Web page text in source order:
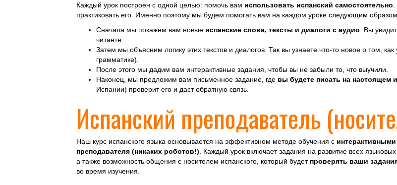
Каждый урок построен с одной целью: помочь вам использовать испанский самостоятельно
практиковать его. Именно поэтому мы будем помогать вам на каждом уроке следующим
Сначала мы покажем вам новые испанские слова, тексты и диалоги с аудио . Вы
читаете.
Затем мы объясним логику этих текстов и диалогов. Так вы узнаете что-то новое о том,
грамматике).
После этого мы дадим вам интерактивные задания, чтобы вы не забыли то, что выучили.
Наконец, мы предложим вам письменное задание, где вы будете писать на настоящем
Испании) проверит его и даст обратную связь.
Испанский преподаватель
Наш курс испанского языка основывается на эффективном методе обучения с
преподавателя (никаких роботов!) . Каждый урок включает задания на развитие всех
а также возможность общения с носителем испанского, который будет проверять ваши
во время изучения.